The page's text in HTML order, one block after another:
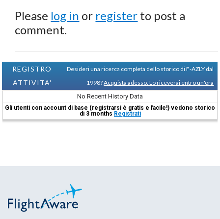
Please log in or register to post a
comment.
REGISTRO
ATTIVITA'
Desideri una ricerca completa dello storico di F-AZLY dal
1998?Acquista adesso. Lo riceverai entro un'ora
No Recent History Data
Gli utenti con account di base (registrarsi è gratis e facile!) vedono storico
di 3 months Registrati